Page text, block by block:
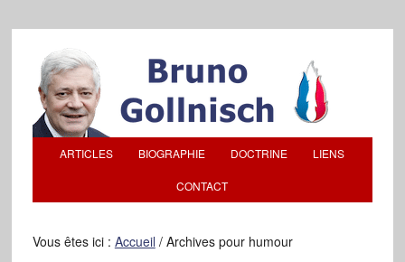
ARTICLES BIOGRAPHIE DOCTRINE LIENS
CONTACT
Vous êtes ici : Accueil /Archives pour humour